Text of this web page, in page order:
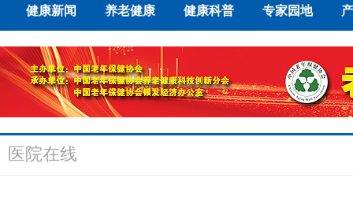
健康新闻 养老健康 健康科普 专家园地
医院在线